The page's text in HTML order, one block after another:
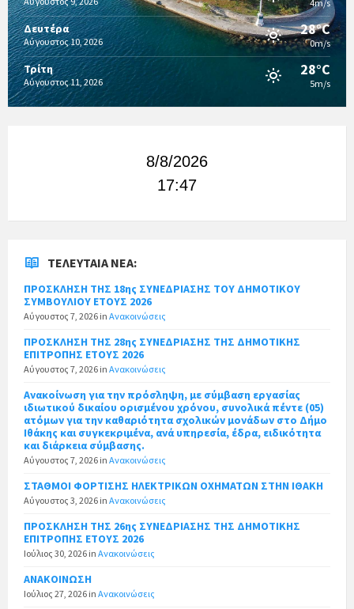
4m/s
Δευτέρα
Αύγουστος 10, 2026
28°C
0m/s
Τρίτη
Αύγουστος 11, 2026
28°C
5m/s
8/8/2026
17:47
ΤΕΛΕΥΤΑΊΑ ΝΈΑ:
ΠΡΟΣΚΛΗΣΗ ΤΗΣ 18ης ΣΥΝΕΔΡΙΑΣΗΣ ΤΟΥ ΔΗΜΟΤΙΚΟΥ
ΣΥΜΒΟΥΛΙΟΥ ΕΤΟΥΣ 2026
Αύγουστος 7, 2026 in Ανακοινώσεις
ΠΡΟΣΚΛΗΣΗ ΤΗΣ 28ης ΣΥΝΕΔΡΙΑΣΗΣ ΤΗΣ ΔΗΜΟΤΙΚΗΣ
ΕΠΙΤΡΟΠΗΣ ΕΤΟΥΣ 2026
Αύγουστος 7, 2026 in Ανακοινώσεις
Ανακοίνωση για την πρόσληψη, με σύμβαση εργασίας
ιδιωτικού δικαίου ορισμένου χρόνου, συνολικά πέντε (05)
ατόμων για την καθαριότητα σχολικών μονάδων στο Δήμο
Ιθάκης και συγκεκριμένα, ανά υπηρεσία, έδρα, ειδικότητα
και διάρκεια σύμβασης.
Αύγουστος 7, 2026 in Ανακοινώσεις
ΣΤΑΘΜΟΙ ΦΟΡΤΙΣΗΣ ΗΛΕΚΤΡΙΚΩΝ ΟΧΗΜΑΤΩΝ ΣΤΗΝ ΙΘΑΚΗ
Αύγουστος 3, 2026 in Ανακοινώσεις
ΠΡΟΣΚΛΗΣΗ ΤΗΣ 26ης ΣΥΝΕΔΡΙΑΣΗΣ ΤΗΣ ΔΗΜΟΤΙΚΗΣ
ΕΠΙΤΡΟΠΗΣ ΕΤΟΥΣ 2026
Ιούλιος 30, 2026 in Ανακοινώσεις
ΑΝΑΚΟΙΝΩΣΗ
Ιούλιος 27, 2026 in Ανακοινώσεις